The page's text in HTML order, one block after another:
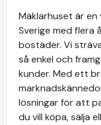
Mäklarhuset är
Sverige med flera
bostäder. Vi
så enkel och
kunder. Med ett
lösningar för att
du vill köpa, sälja